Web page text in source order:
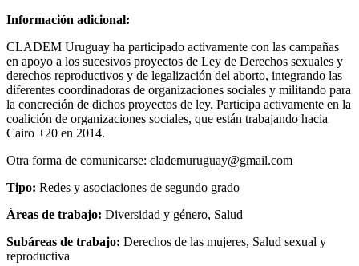
Información adicional:
CLADEM Uruguay ha participado activamente con las campañas
en apoyo a los sucesivos proyectos de Ley de Derechos sexuales y
derechos reproductivos y de legalización del aborto, integrando las
diferentes coordinadoras de organizaciones sociales y militando para
la concreción de dichos proyectos de ley. Participa activamente en la
coalición de organizaciones sociales, que están trabajando hacia
Cairo +20 en 2014.
Otra forma de comunicarse: clademuruguay@gmail.com
Tipo: Redes y asociaciones de segundo grado
Áreas de trabajo: Diversidad y género, Salud
Subáreas de trabajo: Derechos de las mujeres, Salud sexual y
reproductiva